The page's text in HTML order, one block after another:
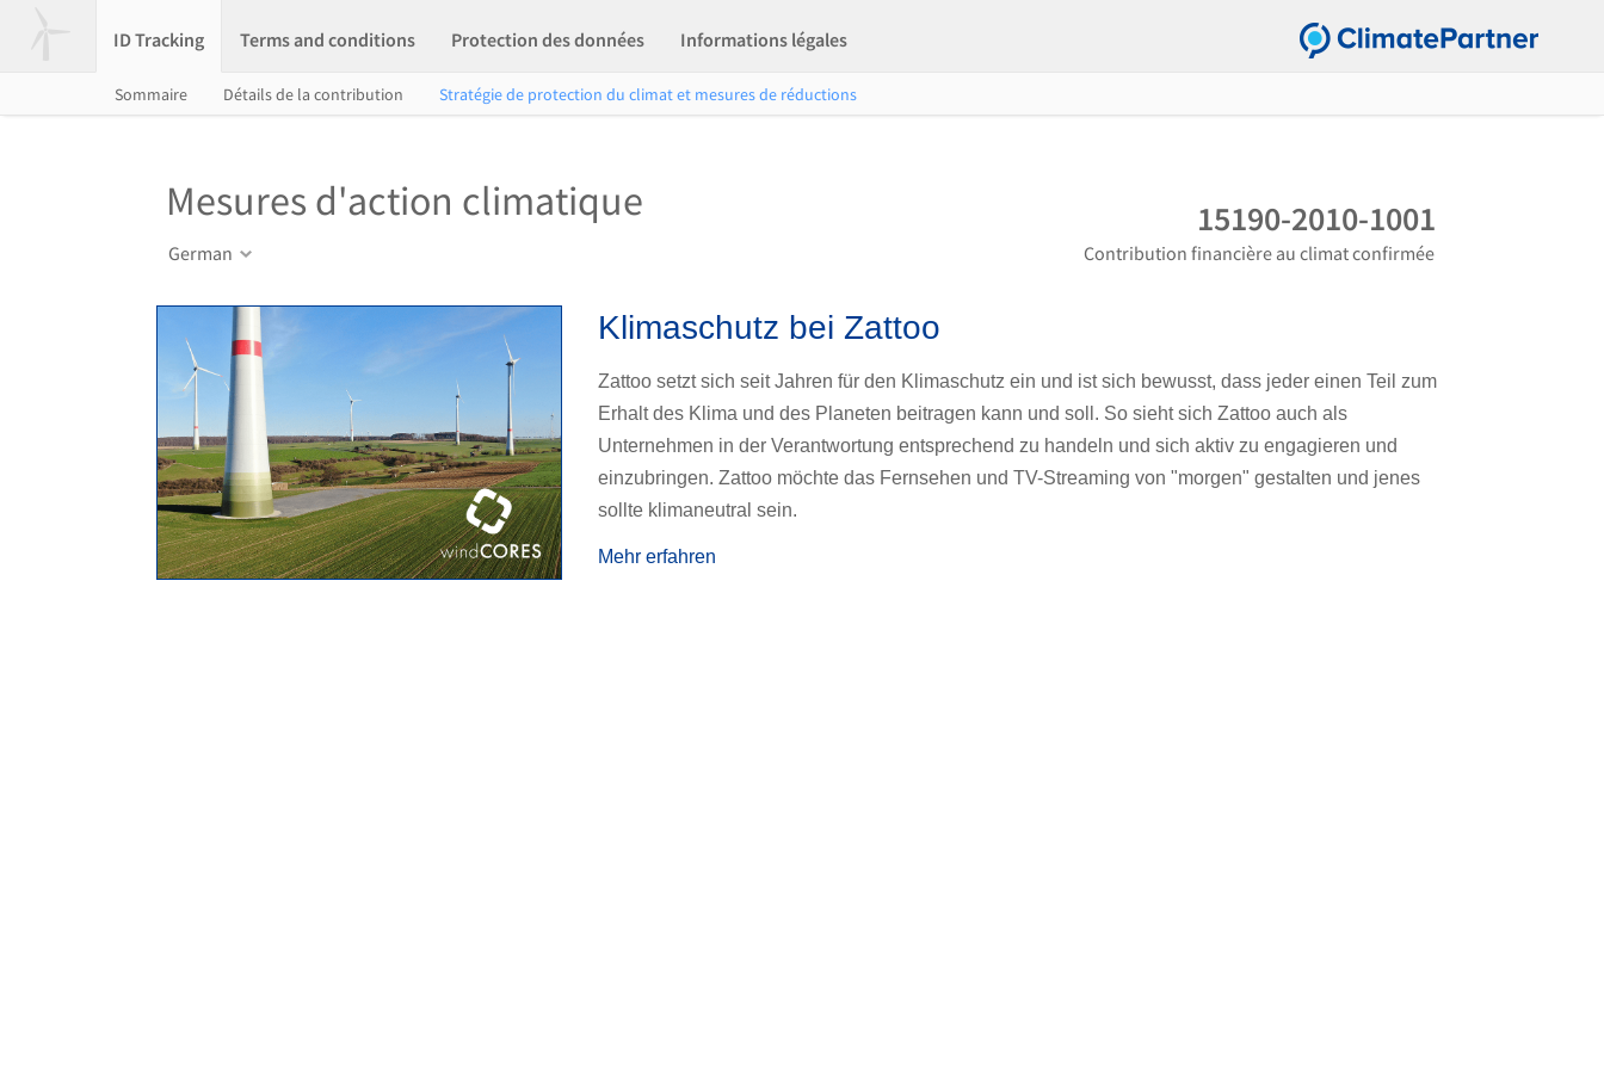
ID Tracking Terms and conditions Protection des données Informations légales
Sommaire Détails de la contribution Stratégie de protection du climat et mesures de réductions
Mesures d'action climatique
German
15190-2010-1001
Contribution financière au climat confirmée
Klimaschutz bei Zattoo
Zattoo setzt sich seit Jahren für den Klimaschutz ein und ist sich bewusst, dass jeder einen Teil zum
Erhalt des Klima und des Planeten beitragen kann und soll. So sieht sich Zattoo auch als
Unternehmen in der Verantwortung entsprechend zu handeln und sich aktiv zu engagieren und
einzubringen. Zattoo möchte das Fernsehen und TV-Streaming von "morgen" gestalten und jenes
sollte klimaneutral sein.
Mehr erfahren